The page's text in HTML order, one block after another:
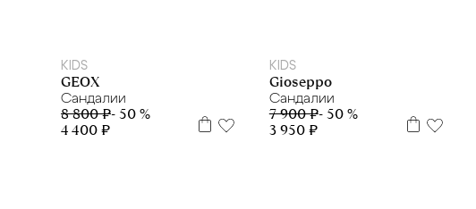
KIDS
GEOX
Сандалии
8 800 ₽- 50 %
4 400 ₽
KIDS
Gioseppo
Сандалии
7 900 ₽- 50 %
3 950 ₽